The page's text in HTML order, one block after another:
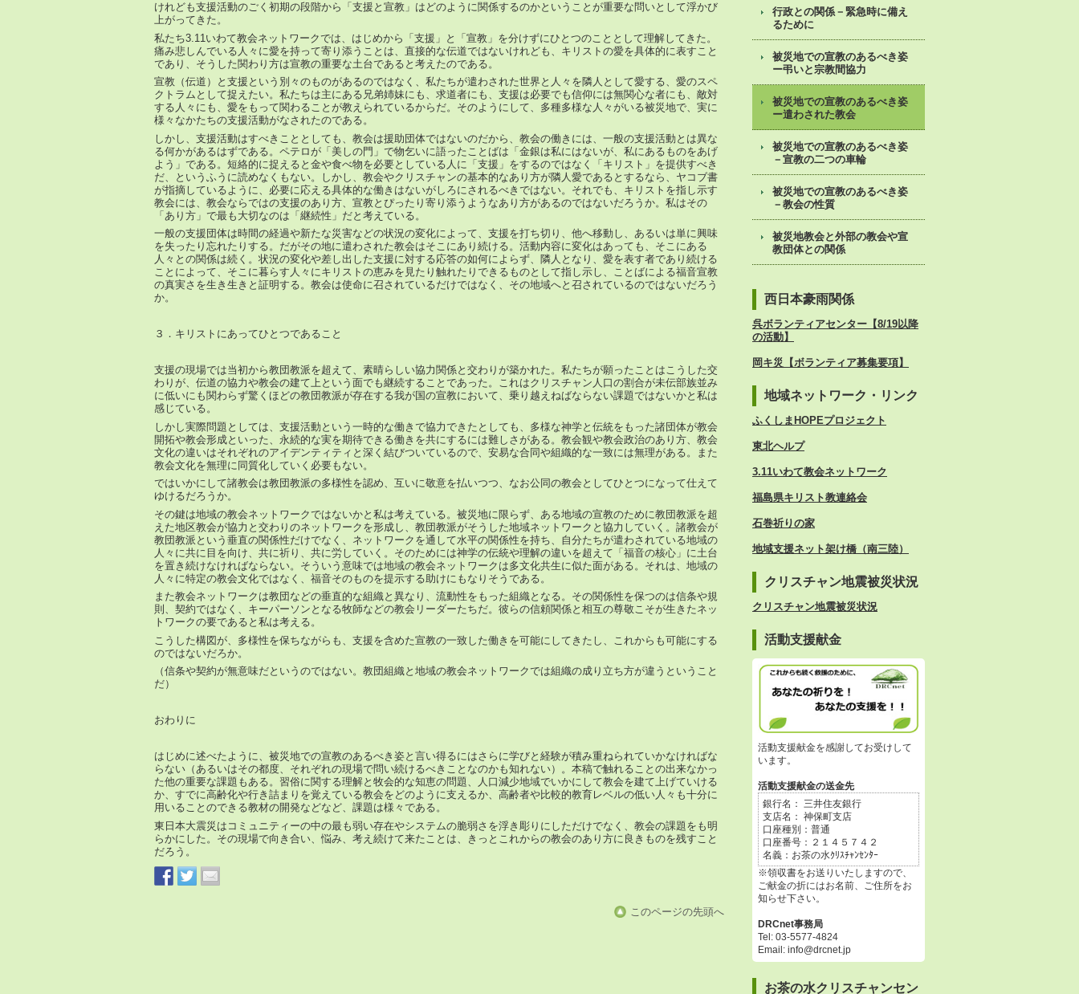
けれども支援活動のごく初期の段階から「支援と宣教」はどのように関係するのかということが重要な問いとして浮かび
上がってきた。
私たち3.11いわて教会ネットワークでは、はじめから「支援」と「宣教」を分けずにひとつのこととして理解してきた。
痛み悲しんでいる人々に愛を持って寄り添うことは、直接的な伝道ではないけれども、キリストの愛を具体的に表すこと
であり、そうした関わり方は宣教の重要な土台であると考えたのである。
宣教（伝道）と支援という別々のものがあるのではなく、私たちが遣わされた世界と人々を隣人として愛する、愛のスペ
クトラムとして捉えたい。私たちは主にある兄弟姉妹にも、求道者にも、支援は必要でも信仰には無関心な者にも、敵対
する人々にも、愛をもって関わることが教えられているからだ。そのようにして、多種多様な人々がいる被災地で、実に
様々なかたちの支援活動がなされたのである。
しかし、支援活動はすべきこととしても、教会は援助団体ではないのだから、教会の働きには、一般の支援活動とは異な
る何かがあるはずである。ペテロが「美しの門」で物乞いに語ったことばは「金銀は私にはないが、私にあるものをあげ
よう」である。短絡的に捉えると金や食べ物を必要としている人に「支援」をするのではなく「キリスト」を提供すべき
だ、というふうに読めなくもない。しかし、教会やクリスチャンの基本的なあり方が隣人愛であるとするなら、ヤコブ書
が指摘しているように、必要に応える具体的な働きはないがしろにされるべきではない。それでも、キリストを指し示す
教会には、教会ならではの支援のあり方、宣教とぴったり寄り添うようなあり方があるのではないだろうか。私はその
「あり方」で最も大切なのは「継続性」だと考えている。
一般の支援団体は時間の経過や新たな災害などの状況の変化によって、支援を打ち切り、他へ移動し、あるいは単に興味
を失ったり忘れたりする。だがその地に遣わされた教会はそこにあり続ける。活動内容に変化はあっても、そこにある
人々との関係は続く。状況の変化や差し出した支援に対する応答の如何によらず、隣人となり、愛を表す者であり続ける
ことによって、そこに暮らす人々にキリストの恵みを見たり触れたりできるものとして指し示し、ことばによる福音宣教
の真実さを生き生きと証明する。教会は使命に召されているだけではなく、その地域へと召されているのではないだろう
か。
３．キリストにあってひとつであること
支援の現場では当初から教団教派を超えて、素晴らしい協力関係と交わりが築かれた。私たちが願ったことはこうした交
わりが、伝道の協力や教会の建て上という面でも継続することであった。これはクリスチャン人口の割合が未伝部族並み
に低いにも関わらず驚くほどの教団教派が存在する我が国の宣教において、乗り越えねばならない課題ではないかと私は
感じている。
しかし実際問題としては、支援活動という一時的な働きで協力できたとしても、多様な神学と伝統をもった諸団体が教会
開拓や教会形成といった、永続的な実を期待できる働きを共にするには難しさがある。教会観や教会政治のあり方、教会
文化の違いはそれぞれのアイデンティティと深く結びついているので、安易な合同や組織的な一致には無理がある。また
教会文化を無理に同質化していく必要もない。
ではいかにして諸教会は教団教派の多様性を認め、互いに敬意を払いつつ、なお公同の教会としてひとつになって仕えて
ゆけるだろうか。
その鍵は地域の教会ネットワークではないかと私は考えている。被災地に限らず、ある地域の宣教のために教団教派を超
えた地区教会が協力と交わりのネットワークを形成し、教団教派がそうした地域ネットワークと協力していく。諸教会が
教団教派という垂直の関係性だけでなく、ネットワークを通して水平の関係性を持ち、自分たちが遣わされている地域の
人々に共に目を向け、共に祈り、共に労していく。そのためには神学の伝統や理解の違いを超えて「福音の核心」に土台
を置き続けなければならない。そういう意味では地域の教会ネットワークは多文化共生に似た面がある。それは、地域の
人々に特定の教会文化ではなく、福音そのものを提示する助けにもなりそうである。
また教会ネットワークは教団などの垂直的な組織と異なり、流動性をもった組織となる。その関係性を保つのは信条や規
則、契約ではなく、キーパーソンとなる牧師などの教会リーダーたちだ。彼らの信頼関係と相互の尊敬こそが生きたネッ
トワークの要であると私は考える。
こうした構図が、多様性を保ちながらも、支援を含めた宣教の一致した働きを可能にしてきたし、これからも可能にする
のではないだろか。
（信条や契約が無意味だというのではない。教団組織と地域の教会ネットワークでは組織の成り立ち方が違うということ
だ）
おわりに
はじめに述べたように、被災地での宣教のあるべき姿と言い得るにはさらに学びと経験が積み重ねられていかなければな
らない（あるいはその都度、それぞれの現場で問い続けるべきことなのかも知れない）。本稿で触れることの出来なかっ
た他の重要な課題もある。習俗に関する理解と牧会的な知恵の問題、人口減少地域でいかにして教会を建て上げていける
か、すでに高齢化や行き詰まりを覚えている教会をどのように支えるか、高齢者や比較的教育レベルの低い人々も十分に
用いることのできる教材の開発などなど、課題は様々である。
東日本大震災はコミュニティーの中の最も弱い存在やシステムの脆弱さを浮き彫りにしただけでなく、教会の課題をも明
らかにした。その現場で向き合い、悩み、考え続けて来たことは、きっとこれからの教会のあり方に良きものを残すこと
だろう。
このページの先頭へ
行政との関係－緊急時に備え
るために
被災地での宣教のあるべき姿
ー弔いと宗教間協力
被災地での宣教のあるべき姿
ー遣わされた教会
被災地での宣教のあるべき姿
－宣教の二つの車輪
被災地での宣教のあるべき姿
－教会の性質
被災地教会と外部の教会や宣
教団体との関係
西日本豪雨関係
呉ボランティアセンター【8/19以降
の活動】
岡キ災【ボランティア募集要項】
地域ネットワーク・リンク
ふくしまHOPEプロジェクト
東北ヘルプ
3.11いわて教会ネットワーク
福島県キリスト教連絡会
石巻祈りの家
地域支援ネット架け橋（南三陸）
クリスチャン地震被災状況
クリスチャン地震被災状況
活動支援献金
活動支援献金を感謝してお受けして
います。
活動支援献金の送金先
銀行名： 三井住友銀行
支店名： 神保町支店
口座種別：普通
口座番号：２１４５７４２
名義：お茶の水ｸﾘｽﾁｬﾝｾﾝﾀｰ
※領収書をお送りいたしますので、
ご献金の折にはお名前、ご住所をお
知らせ下さい。
DRCnet事務局
Tel: 03-5577-4824
Email: info@drcnet.jp
お茶の水クリスチャンセン